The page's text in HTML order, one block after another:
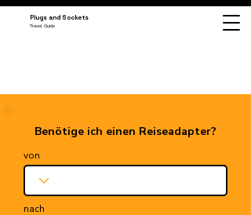
Plugs and Sockets
Travel Guide
Benötige ich einen Reiseadapter?
von
nach